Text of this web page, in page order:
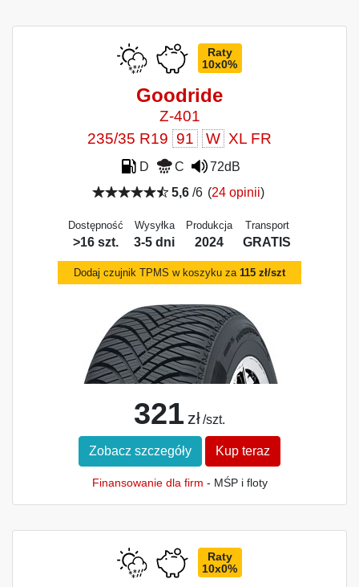
Raty
10x0%
Goodride
Z-401
235/35 R19 91 W XL FR
D C
72dB
5,6/6 (24 opinii)
Dostępność
>16 szt.
Wysyłka
3-5 dni
Produkcja
2024
Transport
GRATIS
Dodaj czujnik TPMS w koszyku za 115 zł/szt
321 zł /szt.
Zobacz szczegóły Kup teraz
Finansowanie dla firm - MŚP i floty
Raty
10x0%